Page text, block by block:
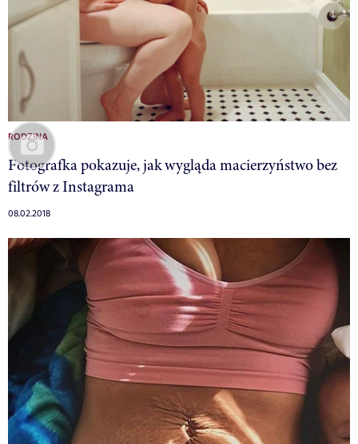
RODZINA
Fotografka pokazuje, jak wygląda macierzyństwo bez
filtrów z Instagrama
08.02.2018